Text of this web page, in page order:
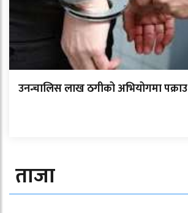
उनन्चालिस लाख ठगीको अभियोगमा पक्राउ
ताजा